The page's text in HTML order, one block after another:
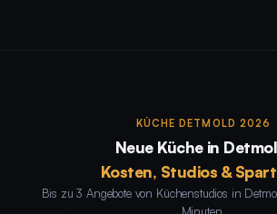
KÜCHE DETMOLD 2026
Neue Küche in
Kosten, Studios &
Bis zu 3 Angebote von Küchenstudios in